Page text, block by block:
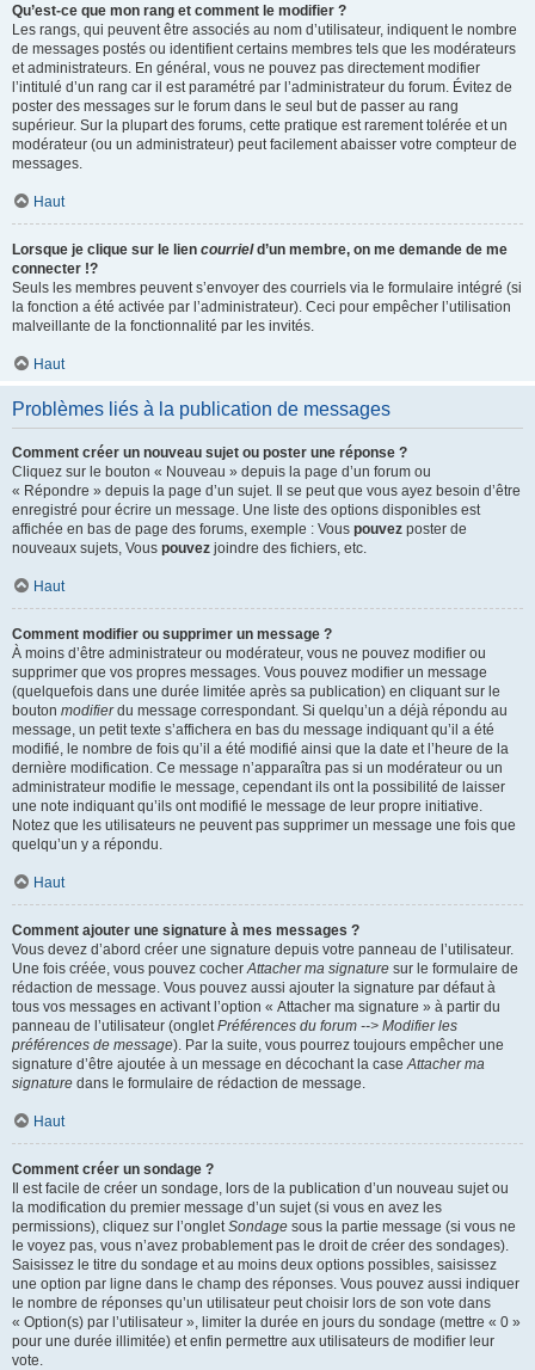
Qu’est-ce que mon rang et comment le modifier ?
Les rangs, qui peuvent être associés au nom d’utilisateur, indiquent le nombre
de messages postés ou identifient certains membres tels que les modérateurs
et administrateurs. En général, vous ne pouvez pas directement modifier
l’intitulé d’un rang car il est paramétré par l’administrateur du forum. Évitez de
poster des messages sur le forum dans le seul but de passer au rang
supérieur. Sur la plupart des forums, cette pratique est rarement tolérée et un
modérateur (ou un administrateur) peut facilement abaisser votre compteur de
messages.
Haut
Lorsque je clique sur le lien courrield’un membre, on me demande de me
connecter !?
Seuls les membres peuvent s’envoyer des courriels via le formulaire intégré (si
la fonction a été activée par l’administrateur). Ceci pour empêcher l’utilisation
malveillante de la fonctionnalité par les invités.
Haut
Problèmes liés à la publication de messages
Comment créer un nouveau sujet ou poster une réponse ?
Cliquez sur le bouton « Nouveau » depuis la page d’un forum ou
« Répondre » depuis la page d’un sujet. Il se peut que vous ayez besoin d’être
enregistré pour écrire un message. Une liste des options disponibles est
affichée en bas de page des forums, exemple : Vous pouvez poster de
nouveaux sujets, Vous pouvez joindre des fichiers, etc.
Haut
Comment modifier ou supprimer un message ?
À moins d’être administrateur ou modérateur, vous ne pouvez modifier ou
supprimer que vos propres messages. Vous pouvez modifier un message
(quelquefois dans une durée limitée après sa publication) en cliquant sur le
bouton modifierdu message correspondant. Si quelqu’un a déjà répondu au
message, un petit texte s’affichera en bas du message indiquant qu’il a été
modifié, le nombre de fois qu’il a été modifié ainsi que la date et l’heure de la
dernière modification. Ce message n’apparaîtra pas si un modérateur ou un
administrateur modifie le message, cependant ils ont la possibilité de laisser
une note indiquant qu’ils ont modifié le message de leur propre initiative.
Notez que les utilisateurs ne peuvent pas supprimer un message une fois que
quelqu’un y a répondu.
Haut
Comment ajouter une signature à mes messages ?
Vous devez d’abord créer une signature depuis votre panneau de l’utilisateur.
Une fois créée, vous pouvez cocherAttacher ma signature sur le formulaire de
rédaction de message. Vous pouvez aussi ajouter la signature par défaut à
tous vos messages en activant l’option « Attacher ma signature » à partir du
panneau de l’utilisateur (ongletPréférences du forum --> Modifier les
préférences de message). Par la suite, vous pourrez toujours empêcher une
signature d’être ajoutée à un message en décochant la caseAttacher ma
signature dans le formulaire de rédaction de message.
Haut
Comment créer un sondage ?
Il est facile de créer un sondage, lors de la publication d’un nouveau sujet ou
la modification du premier message d’un sujet (si vous en avez les
permissions), cliquez sur l’ongletSondage sous la partie message (si vous ne
le voyez pas, vous n’avez probablement pas le droit de créer des sondages).
Saisissez le titre du sondage et au moins deux options possibles, saisissez
une option par ligne dans le champ des réponses. Vous pouvez aussi indiquer
le nombre de réponses qu’un utilisateur peut choisir lors de son vote dans
« Option(s) par l’utilisateur », limiter la durée en jours du sondage (mettre « 0 »
pour une durée illimitée) et enfin permettre aux utilisateurs de modifier leur
vote.